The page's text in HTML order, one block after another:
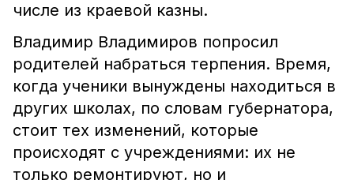
числе из краевой казны.
Владимир Владимиров попросил
родителей набраться терпения. Время,
когда ученики вынуждены находиться в
других школах, по словам губернатора,
стоит тех изменений, которые
происходят с учреждениями: их не
только ремонтируют, но и